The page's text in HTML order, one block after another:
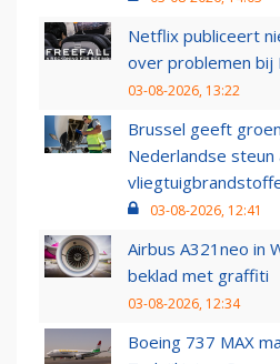
Netflix publiceert
over problemen bij
03-08-2026, 13:22
Brussel geeft
Nederlandse steun
03-08-2026, 12:41
Airbus A321neo in
beklad met graffiti
03-08-2026, 12:34
Boeing 737 MAX